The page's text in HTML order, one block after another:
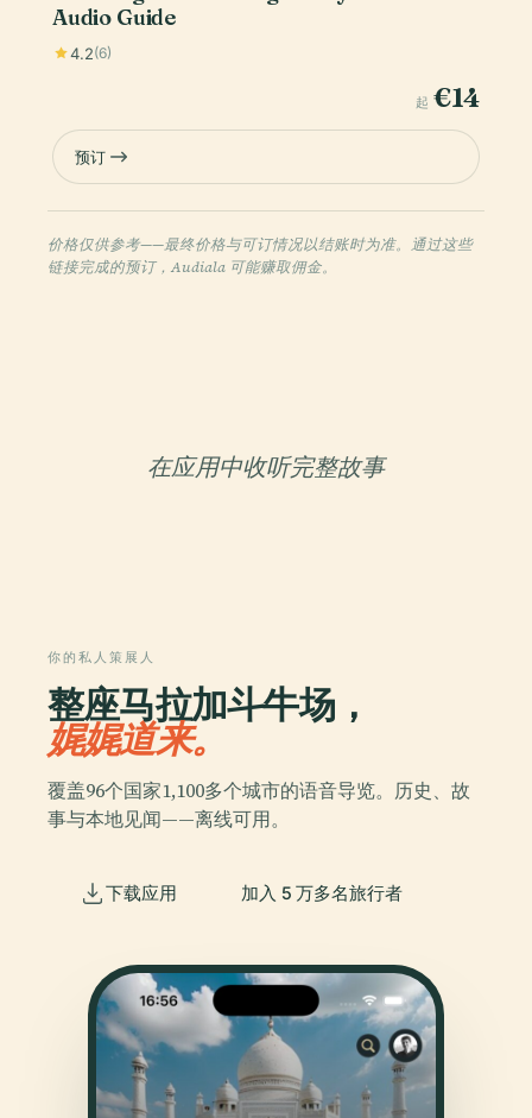
Audio Guide
4.2(6)
起 €14
预订
价格仅供参考——最终价格与可订情况以结账时为准。通过这些
链接完成的预订，Audiala 可能赚取佣金。
在应用中收听完整故事
你的私人策展人
整座马拉加斗牛场，
娓娓道来。
覆盖96个国家1,100多个城市的语音导览。历史、故
事与本地见闻——离线可用。
下载应用 加入 5 万多名旅行者